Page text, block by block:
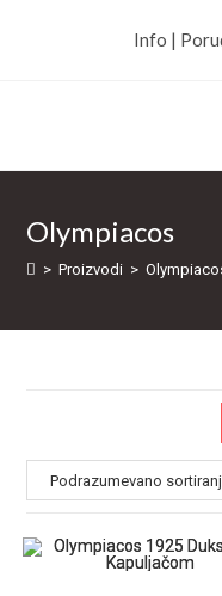
Info |
Olympiacos
> Proizvodi >